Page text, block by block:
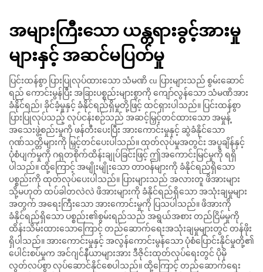
အများကြီးသော ယန္တရားခွင့်အားမှု
များနှင့် အဆင်မပြတ်မှု
ပြင်းထန်စွာ ပြားပြုလုပ်ထားသော သံမဏိ cu ပြားများသည် စွမ်းဆောင်
ရည် ကောင်းမွန်ပြီး အခြားပစ္စည်းများစွာကို ကျော်လွန်သော သံမဏိအား
ခံနိုင်ရည်၊ ခိုင်ခံ့မှုနှင့် ခံနိုင်ရည်ရှိမှုတို့ဖြင့် ထင်ရှားပါသည်။ ပြင်းထန်စွာ
ပြားပြုလုပ်သည့် လုပ်ငန်းစဉ်သည် အဆင့်မြှင့်တင်ထားသော အမှုန့်
အသေးဖွဲ့စည်းမှုကို ဖန်တီးပေးပြီး အားကောင်းမှုနှင့် ဆွဲခံနိုင်သော
ဂုဏ်သတ္တိများကို မြှင့်တင်ပေးပါသည်။ ထုတ်လုပ်မှုအတွင်း အပူချိန်နှင့်
ပုံစံပျက်မှုကို ဂရုတစိုက်ထိန်းချုပ်ခြင်းဖြင့် ဤအကောင်းမြင်မှုကို ရရှိ
ပါသည်။ ထို့ကြောင့် အမျိုးမျိုးသော တာဝန်များကို ခံနိုင်ရည်ရှိသော
ပစ္စည်းကို ထုတ်လုပ်ပေးပါသည်။ ပြားများသည် အလားတူ ဖိအားများ
သို့မဟုတ် ထပ်ခါတလဲလဲ ဖိအားများကို ခံနိုင်ရည်ရှိသော အသုံးချမှုများ
အတွက် အရေးကြီးသော အားကောင်းမှုကို ပြသပါသည်။ ဖိအားကို
ခံနိုင်ရည်ရှိသော ပစ္စည်း၏စွမ်းရည်သည် အရွယ်အစား တည်ငြိမ်မှုကို
ထိန်းသိမ်းထားသောကြောင့် တည်ဆောက်ရေးအသုံးချမှုများတွင် တန်ဖိုး
ရှိပါသည်။ အားကောင်းမှုနှင့် အလွန်ကောင်းမွန်သော ပုံစံပြောင်းနိုင်မှုတို့၏
ပေါင်းစပ်မှုက အင်ဂျင်နီယာများအား ဒီဇိုင်းထုတ်လုပ်ရေးတွင် ပိုမို
လွတ်လပ်စွာ လုပ်ဆောင်နိုင်စေပါသည်။ ထို့ကြောင့် တည်ဆောက်ရေး